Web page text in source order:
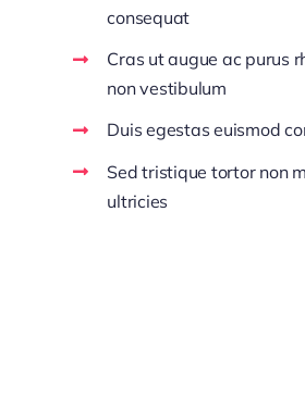
consequat
Cras ut augue ac purus
non vestibulum
Duis egestas euismod
Sed tristique tortor non
ultricies